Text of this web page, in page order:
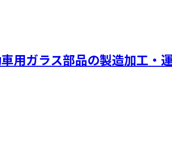
用ガラス部品の製造加工・